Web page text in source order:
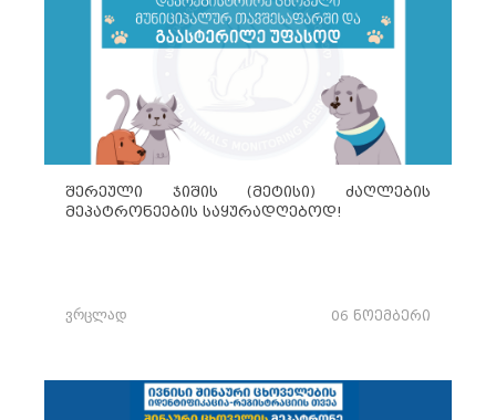
შერეული ჯიშის (მეტისი) ძაღლების
მეპატრონეების საყურადღებოდ!
06 ნოემბერი
ვრცლად